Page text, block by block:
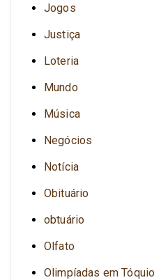
Jogos
Justiça
Loteria
Mundo
Música
Negócios
Notícia
Obituário
obtuário
Olfato
Olimpíadas em Tóquio